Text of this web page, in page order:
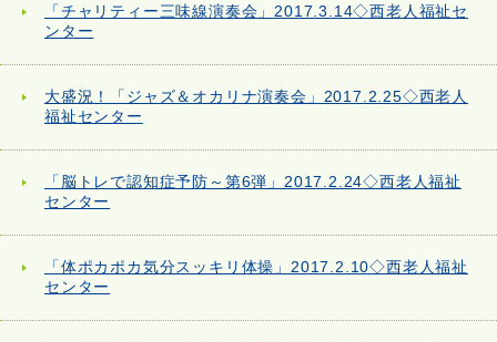
「チャリティー三味線演奏会」2017.3.14◇西老人福祉セ
ンター
大盛況！「ジャズ＆オカリナ演奏会」2017.2.25◇西老人
福祉センター
「脳トレで認知症予防～第6弾」2017.2.24◇西老人福祉
センター
「体ポカポカ気分スッキリ体操」2017.2.10◇西老人福祉
センター